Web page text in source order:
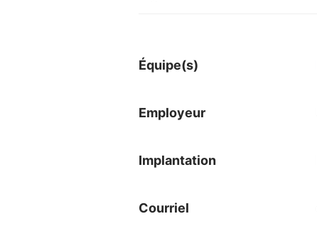
Équipe(s)
Employeur
Implantation
Courriel